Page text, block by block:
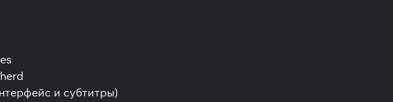
и субтитры)